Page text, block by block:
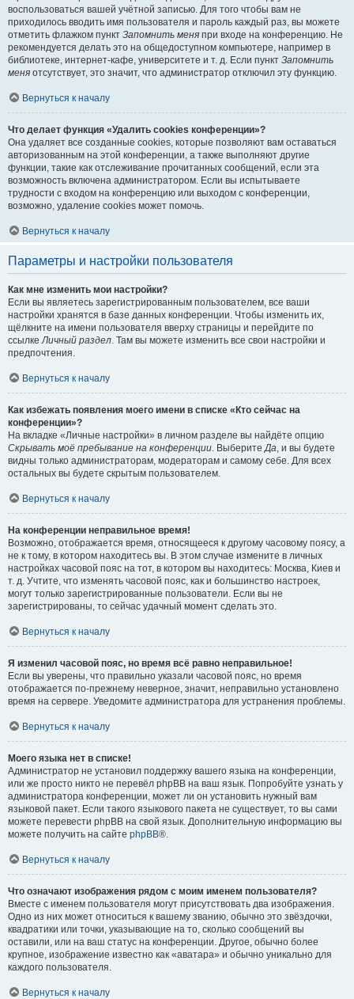
воспользоваться вашей учётной записью. Для того чтобы вам не
приходилось вводить имя пользователя и пароль каждый раз, вы можете
отметить флажком пункт Запомнить меня при входе на конференцию. Не
рекомендуется делать это на общедоступном компьютере, например в
библиотеке, интернет-кафе, университете и т. д. Если пункт Запомнить
меня отсутствует, это значит, что администратор отключил эту функцию.
Вернуться к началу
Что делает функция «Удалить cookies конференции»?
Она удаляет все созданные cookies, которые позволяют вам оставаться
авторизованным на этой конференции, а также выполняют другие
функции, такие как отслеживание прочитанных сообщений, если эта
возможность включена администратором. Если вы испытываете
трудности с входом на конференцию или выходом с конференции,
возможно, удаление cookies может помочь.
Вернуться к началу
Параметры и настройки пользователя
Как мне изменить мои настройки?
Если вы являетесь зарегистрированным пользователем, все ваши
настройки хранятся в базе данных конференции. Чтобы изменить их,
щёлкните на имени пользователя вверху страницы и перейдите по
ссылкеЛичный раздел. Там вы можете изменить все свои настройки и
предпочтения.
Вернуться к началу
Как избежать появления моего имени в списке «Кто сейчас на
конференции»?
На вкладке «Личные настройки» в личном разделе вы найдёте опцию
Скрывать моё пребывание на конференции. ВыберитеДа, и вы будете
видны только администраторам, модераторам и самому себе. Для всех
остальных вы будете скрытым пользователем.
Вернуться к началу
На конференции неправильное время!
Возможно, отображается время, относящееся к другому часовому поясу, а
не к тому, в котором находитесь вы. В этом случае измените в личных
настройках часовой пояс на тот, в котором вы находитесь: Москва, Киев и
т. д. Учтите, что изменять часовой пояс, как и большинство настроек,
могут только зарегистрированные пользователи. Если вы не
зарегистрированы, то сейчас удачный момент сделать это.
Вернуться к началу
Я изменил часовой пояс, но время всё равно неправильное!
Если вы уверены, что правильно указали часовой пояс, но время
отображается по-прежнему неверное, значит, неправильно установлено
время на сервере. Уведомите администратора для устранения проблемы.
Вернуться к началу
Моего языка нет в списке!
Администратор не установил поддержку вашего языка на конференции,
или же просто никто не перевёл phpBB на ваш язык. Попробуйте узнать у
администратора конференции, может ли он установить нужный вам
языковой пакет. Если такого языкового пакета не существует, то вы сами
можете перевести phpBB на свой язык. Дополнительную информацию вы
можете получить на сайте phpBB®.
Вернуться к началу
Что означают изображения рядом с моим именем пользователя?
Вместе с именем пользователя могут присутствовать два изображения.
Одно из них может относиться к вашему званию, обычно это звёздочки,
квадратики или точки, указывающие на то, сколько сообщений вы
оставили, или на ваш статус на конференции. Другое, обычно более
крупное, изображение известно как «аватара» и обычно уникально для
каждого пользователя.
Вернуться к началу